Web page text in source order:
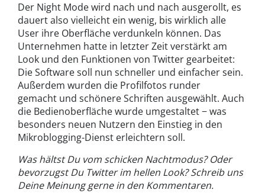
Der Night Mode wird nach und nach ausgerollt, es
dauert also vielleicht ein wenig, bis wirklich alle
User ihre Oberfläche verdunkeln können. Das
Unternehmen hatte in letzter Zeit verstärkt am
Look und den Funktionen von Twitter gearbeitet:
Die Software soll nun schneller und einfacher sein.
Außerdem wurden die Profilfotos runder
gemacht und schönere Schriften ausgewählt. Auch
die Bedienoberfläche wurde umgestaltet − was
besonders neuen Nutzern den Einstieg in den
Mikroblogging-Dienst erleichtern soll.
Was hältst Du vom schicken Nachtmodus? Oder
bevorzugst Du Twitter im hellen Look? Schreib uns
Deine Meinung gerne in den Kommentaren.